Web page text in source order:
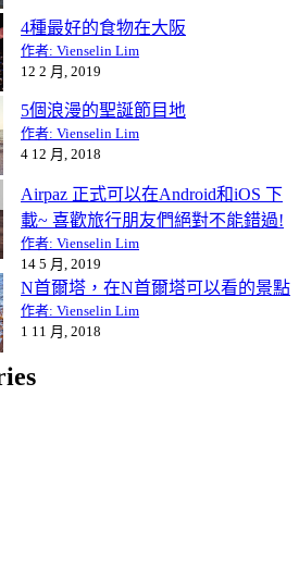
4種最好的食物在大阪
作者: Vienselin Lim
12 2 月, 2019
5個浪漫的聖誕節目地
作者: Vienselin Lim
4 12 月, 2018
Airpaz 正式可以在Android和iOS 下
載~ 喜歡旅行朋友們絕對不能錯過!
作者: Vienselin Lim
14 5 月, 2019
N首爾塔，在N首爾塔可以看的景點
作者: Vienselin Lim
1 11 月, 2018